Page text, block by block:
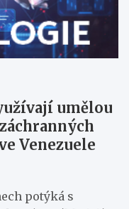
umělou
Venezuele
potýká s